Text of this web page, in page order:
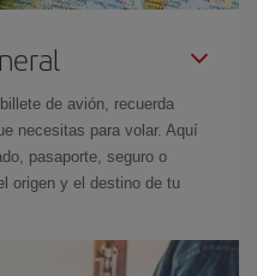
de avión, recuerda
necesitas para volar. Aquí
pasaporte, seguro o
origen y el destino de tu